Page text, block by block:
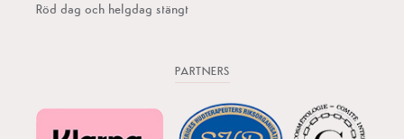
Röd dag och helgdag stängt
PARTNERS